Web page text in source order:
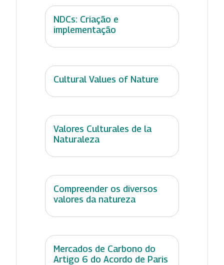
NDCs: Criação e
implementação
Cultural Values of Nature
Valores Culturales de la
Naturaleza
Compreender os diversos
valores da natureza
Mercados de Carbono do
Artigo 6 do Acordo de Paris